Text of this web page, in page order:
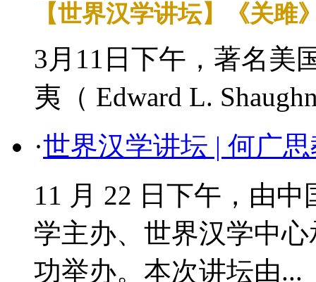
【世界汉学讲坛】《关雎
3月11日下午，著名美
夷（ Edward L.
·世界汉学讲坛 | 何广
11 月 22 日下午，由
学主办、世界汉学中
功举办。本次讲坛由...